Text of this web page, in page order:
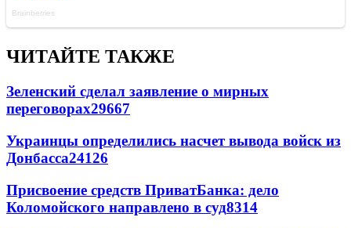
ЧИТАЙТЕ ТАКЖЕ
Зеленский сделал заявление о мирных
переговорах29667
Украинцы определились насчет вывода войск из
Донбасса24126
Присвоение средств ПриватБанка: дело
Коломойского направлено в суд8314